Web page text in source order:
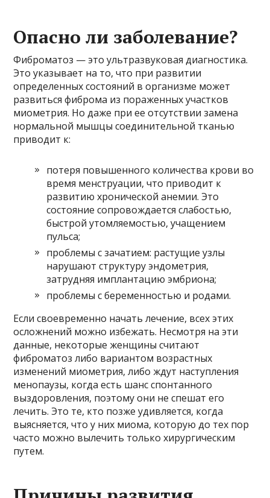
Опасно ли заболевание?
Фиброматоз — это ультразвуковая диагностика.
Это указывает на то, что при развитии
определенных состояний в организме может
развиться фиброма из пораженных участков
миометрия. Но даже при ее отсутствии замена
нормальной мышцы соединительной тканью
приводит к:
потеря повышенного количества крови во
время менструации, что приводит к
развитию хронической анемии. Это
состояние сопровождается слабостью,
быстрой утомляемостью, учащением
пульса;
проблемы с зачатием: растущие узлы
нарушают структуру эндометрия,
затрудняя имплантацию эмбриона;
проблемы с беременностью и родами.
Если своевременно начать лечение, всех этих
осложнений можно избежать. Несмотря на эти
данные, некоторые женщины считают
фиброматоз либо вариантом возрастных
изменений миометрия, либо ждут наступления
менопаузы, когда есть шанс спонтанного
выздоровления, поэтому они не спешат его
лечить. Это те, кто позже удивляется, когда
выясняется, что у них миома, которую до тех пор
часто можно вылечить только хирургическим
путем.